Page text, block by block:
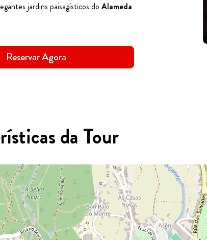
jardins paisagísticos do Alameda
Reservar Agora
da Tour